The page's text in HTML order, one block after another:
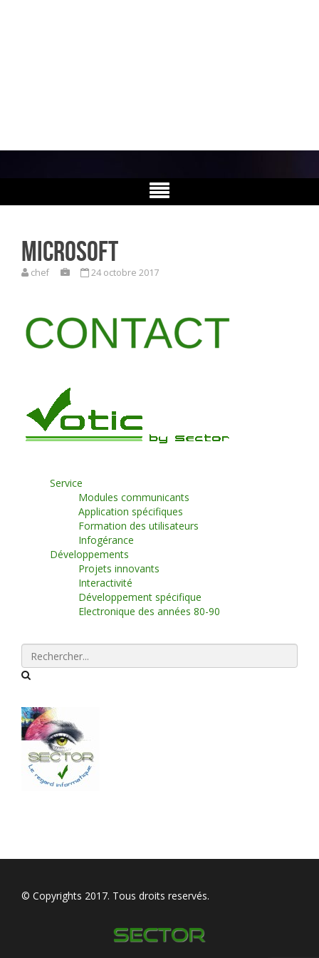
Microsoft
chef 24 octobre 2017
Service
Modules communicants
Application spécifiques
Formation des utilisateurs
Infogérance
Développements
Projets innovants
Interactivité
Développement spécifique
Electronique des années 80-90
© Copyrights 2017. Tous droits reservés.